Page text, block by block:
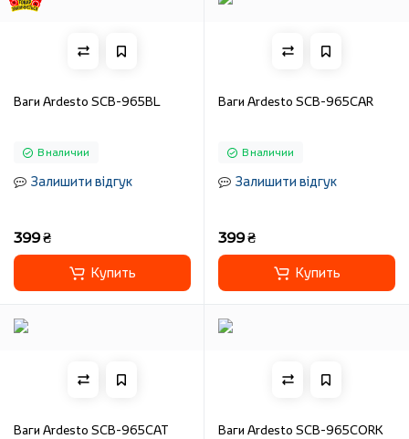
Ваги Ardesto SCB-965BL
В наличии
Залишити відгук
399 ₴
Купить
Ваги Ardesto SCB-965CAR
В наличии
Залишити відгук
399 ₴
Купить
Ваги Ardesto SCB-965CAT Ваги Ardesto SCB-965CORK